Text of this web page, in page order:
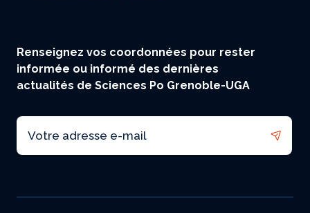
Renseignez vos coordonnées pour rester
informée ou informé des dernières
actualités de Sciences Po Grenoble-UGA
Email